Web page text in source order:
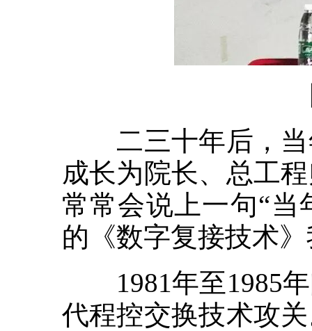
二三十年后，当
成长为院长、总工
常常会说上一句“当
的《数字复接技术
1981年至1985年
代程控交换技术攻